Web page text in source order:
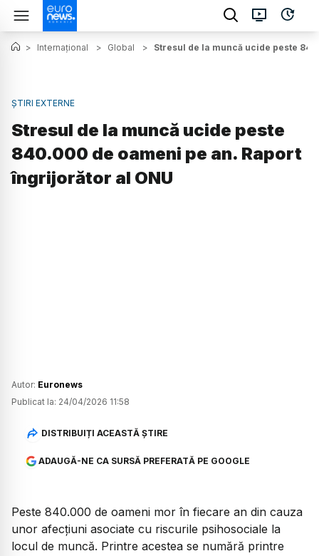
> Internațional > Global > Stresul de la muncă ucide peste
ȘTIRI EXTERNE
Stresul de la muncă ucide peste
840.000 de oameni pe an. Raport
îngrijorător al ONU
Autor: Euronews
Publicat la: 24/04/2026 11:58
DISTRIBUIȚI ACEASTĂ ȘTIRE
ADAUGĂ-NE CA SURSĂ PREFERATĂ PE GOOGLE
Peste 840.000 de oameni mor în fiecare an din cauza
unor afecțiuni asociate cu riscurile psihosociale la
locul de muncă. Printre acestea se numără printre